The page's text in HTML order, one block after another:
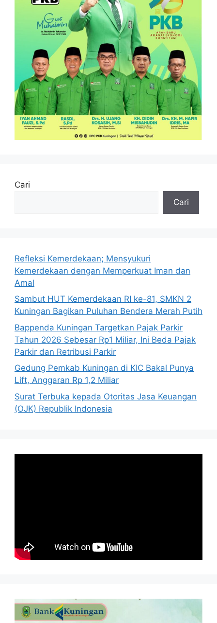
Cari
Cari
Refleksi Kemerdekaan; Mensyukuri
Kemerdekaan dengan Memperkuat Iman dan
Amal
Sambut HUT Kemerdekaan RI ke-81, SMKN 2
Kuningan Bagikan Puluhan Bendera Merah Putih
Bappenda Kuningan Targetkan Pajak Parkir
Tahun 2026 Sebesar Rp1 Miliar, Ini Beda Pajak
Parkir dan Retribusi Parkir
Gedung Pemkab Kuningan di KIC Bakal Punya
Lift, Anggaran Rp 1,2 Miliar
Surat Terbuka kepada Otoritas Jasa Keuangan
(OJK) Republik Indonesia